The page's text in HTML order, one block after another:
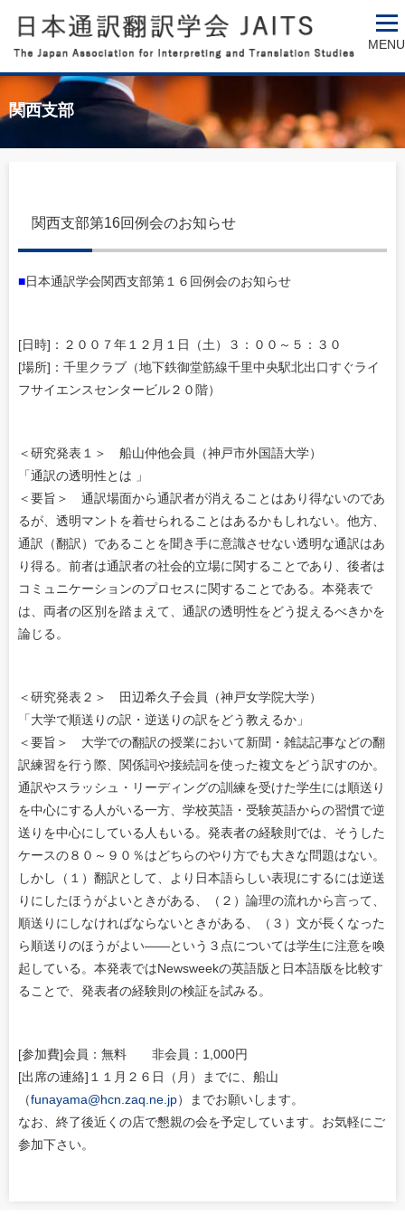
MENU
関西支部
関西支部第16回例会のお知らせ
■日本通訳学会関西支部第１６回例会のお知らせ
[日時]：２００７年１２月１日（土）３：００～５：３０
[場所]：千里クラブ（地下鉄御堂筋線千里中央駅北出口すぐライ
フサイエンスセンタービル２０階）
＜研究発表１＞ 船山仲他会員（神戸市外国語大学）
「通訳の透明性とは 」
＜要旨＞ 通訳場面から通訳者が消えることはあり得ないのであ
るが、透明マントを着せられることはあるかもしれない。他方、
通訳（翻訳）であることを聞き手に意識させない透明な通訳はあ
り得る。前者は通訳者の社会的立場に関することであり、後者は
コミュニケーションのプロセスに関することである。本発表で
は、両者の区別を踏まえて、通訳の透明性をどう捉えるべきかを
論じる。
＜研究発表２＞ 田辺希久子会員（神戸女学院大学）
「大学で順送りの訳・逆送りの訳をどう教えるか」
＜要旨＞ 大学での翻訳の授業において新聞・雑誌記事などの翻
訳練習を行う際、関係詞や接続詞を使った複文をどう訳すのか。
通訳やスラッシュ・リーディングの訓練を受けた学生には順送り
を中心にする人がいる一方、学校英語・受験英語からの習慣で逆
送りを中心にしている人もいる。発表者の経験則では、そうした
ケースの８０～９０％はどちらのやり方でも大きな問題はない。
しかし（１）翻訳として、より日本語らしい表現にするには逆送
りにしたほうがよいときがある、（２）論理の流れから言って、
順送りにしなければならないときがある、（３）文が長くなった
ら順送りのほうがよい――という３点については学生に注意を喚
起している。本発表ではNewsweekの英語版と日本語版を比較す
ることで、発表者の経験則の検証を試みる。
[参加費]会員：無料 非会員：1,000円
[出席の連絡]１１月２６日（月）までに、船山
（funayama@hcn.zaq.ne.jp）までお願いします。
なお、終了後近くの店で懇親の会を予定しています。お気軽にご
参加下さい。